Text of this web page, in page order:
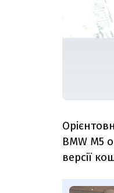
BMW M5
версії